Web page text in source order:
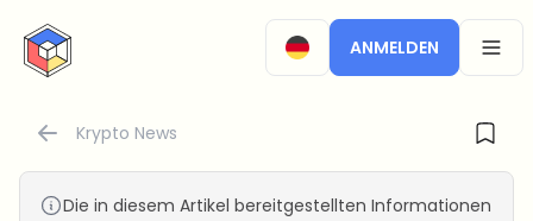
CryptoTicker
ANMELDEN
Krypto News
Die in diesem Artikel bereitgestellten Informationen